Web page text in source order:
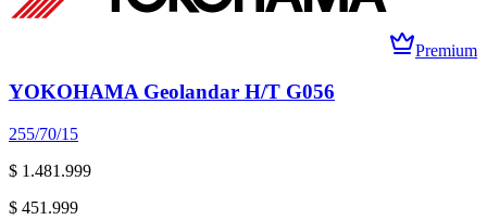
Premium
YOKOHAMA Geolandar H/T G056
255/70/15
$ 1.481.999
$ 451.999